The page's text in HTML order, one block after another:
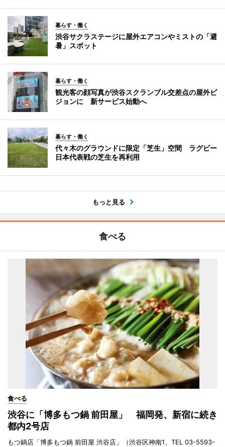
暮らす・働く
渋谷サクラステージに屋外エアコンやミストの「避
暑」スポット
暮らす・働く
観光客の顔写真が渋谷スクランブル交差点の屋外ビ
ジョンに 新サービス始動へ
暮らす・働く
代々木のグラウンドに限定「芝生」空間 ラグビー
日本代表戦の芝生を再利用
もっと見る
食べる
食べる
渋谷に「博多もつ鍋 前田屋」 福岡発、新宿に続き
都内2号店
もつ鍋店「博多もつ鍋 前田屋 渋谷店」（渋谷区神南1、TEL 03-5593-